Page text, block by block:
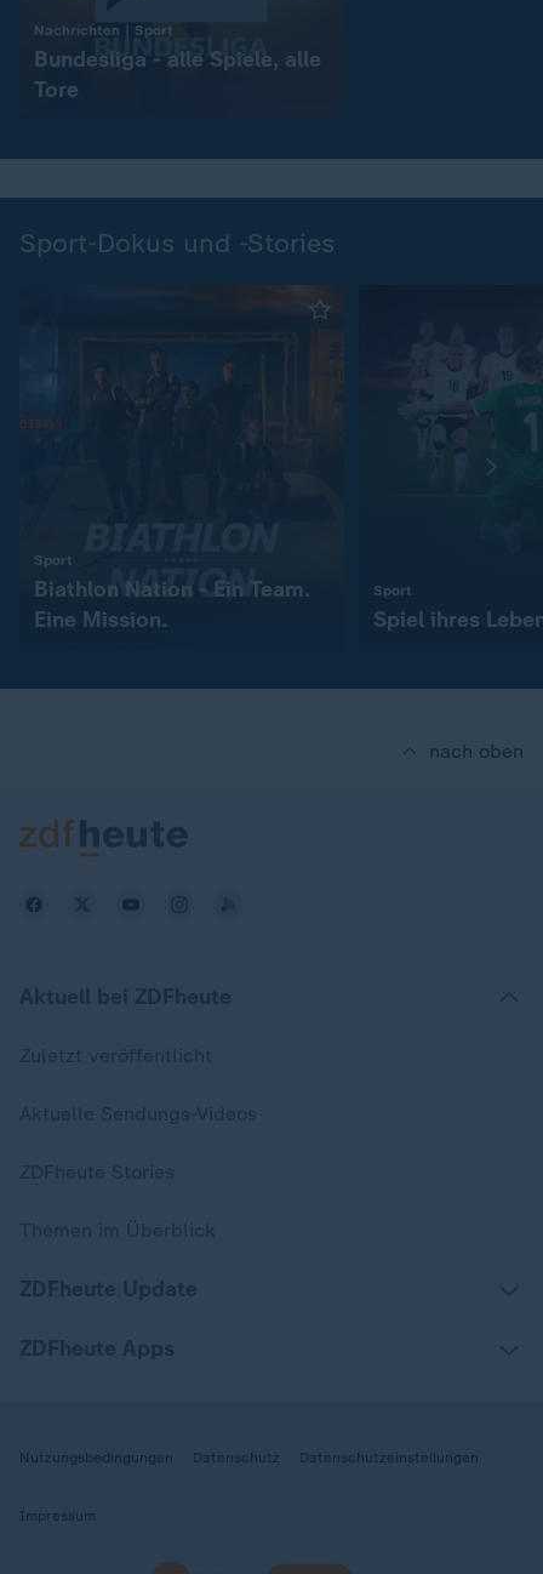
Nachrichten | Sport
Bundesliga - alle Spiele, alle
Tore
Sport-Dokus und -Stories
Sport
Biathlon Nation - Ein Team.
Eine Mission.
Sport
Spiel ihres
nach oben
Nutzungsbedingungen Datenschutz Datenschutzeinstellungen
Impressum